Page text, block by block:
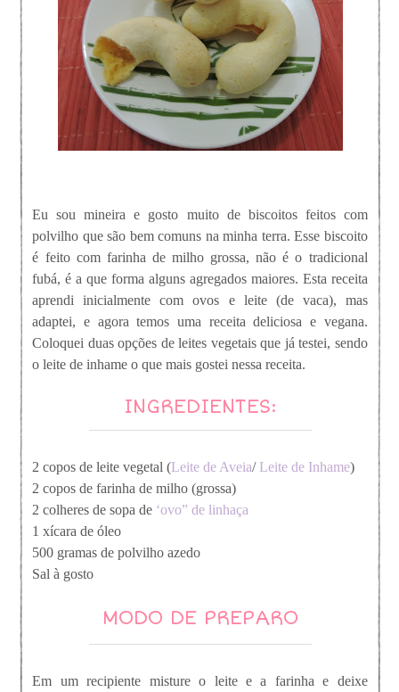
Eu sou mineira e gosto muito de biscoitos feitos com
polvilho que são bem comuns na minha terra. Esse biscoito
é feito com farinha de milho grossa, não é o tradicional
fubá, é a que forma alguns agregados maiores. Esta receita
aprendi inicialmente com ovos e leite (de vaca), mas
adaptei, e agora temos uma receita deliciosa e vegana.
Coloquei duas opções de leites vegetais que já testei, sendo
o leite de inhame o que mais gostei nessa receita.
INGREDIENTES:
2 copos de leite vegetal (Leite de Aveia/ Leite de Inhame)
2 copos de farinha de milho (grossa)
2 colheres de sopa de ‘ovo” de linhaça
1 xícara de óleo
500 gramas de polvilho azedo
Sal à gosto
MODO DE PREPARO
Em um recipiente misture o leite e a farinha e deixe